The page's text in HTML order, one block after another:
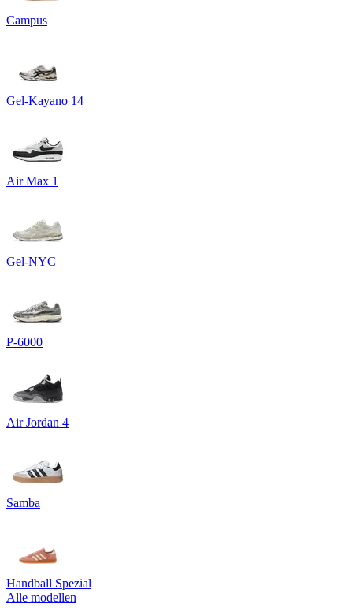
Campus
Gel-Kayano 14
Air Max 1
Gel-NYC
P-6000
Air Jordan 4
Samba
Handball Spezial
Alle modellen